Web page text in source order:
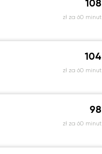
108
zł za 60 minut
104
zł za 60 minut
98
zł za 60 minut